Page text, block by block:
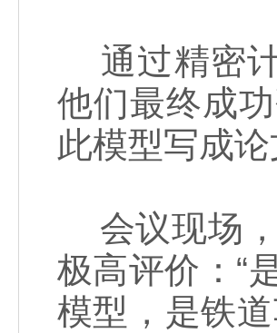
通过精密计
他们最终成
此模型写成
会议现场，
极高评价：“
模型，是铁